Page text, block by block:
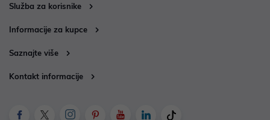
Služba za korisnike
Informacije za kupce
Saznajte više
Kontakt informacije